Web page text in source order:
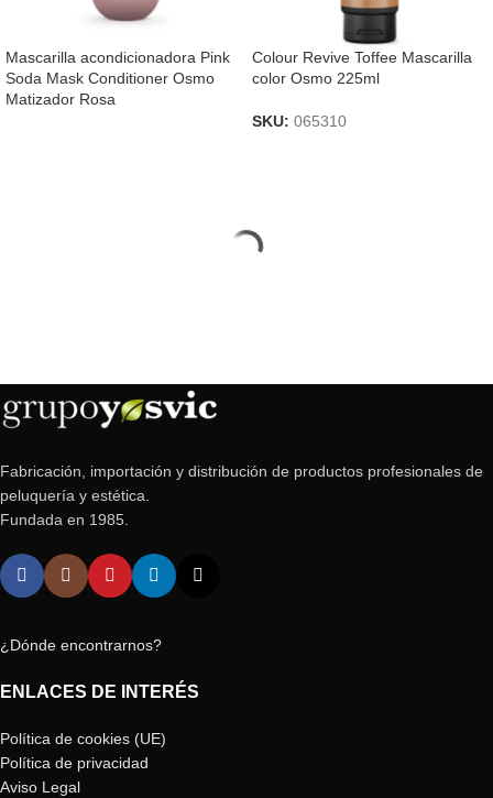
Mascarilla acondicionadora Pink
Soda Mask Conditioner Osmo
Matizador Rosa
Colour Revive Toffee Mascarilla
color Osmo 225ml
SKU: 065310
Fabricación, importación y distribución de productos profesionales de
peluquería y estética.
Fundada en 1985.
¿Dónde encontrarnos?
ENLACES DE INTERÉS
Política de cookies (UE)
Política de privacidad
Aviso Legal